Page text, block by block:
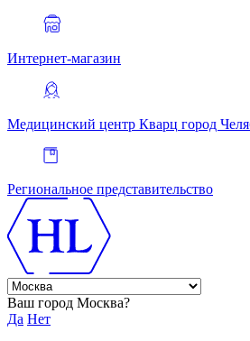
Интернет-магазин
Медицинский центр Кварц город
Региональное представительство
Ваш город Москва?
Да Нет